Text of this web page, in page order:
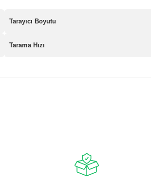
Tarayıcı Boyutu
Tarama Hızı